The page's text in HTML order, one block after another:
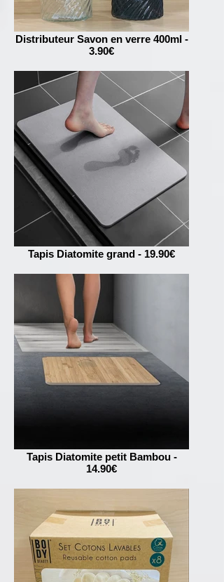
Distributeur Savon en verre 400ml -
3.90€
Tapis Diatomite grand - 19.90€
Tapis Diatomite petit Bambou -
14.90€